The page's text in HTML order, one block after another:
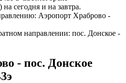
сегодня и на завтра.
Аэропорт Храброво -
направлении: пос. Донское -
- пос. Донское